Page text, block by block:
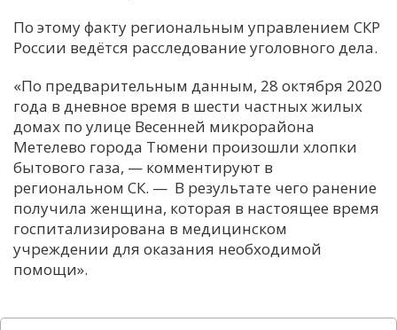
Н
Х
Ч
Я
По этому факту региональным управлением СКР
России ведётся расследование уголовного дела.
«По предварительным данным, 28 октября 2020
года в дневное время в шести частных жилых
домах по улице Весенней микрорайона
Метелево города Тюмени произошли хлопки
бытового газа, — комментируют в
региональном СК. — В результате чего ранение
получила женщина, которая в настоящее время
госпитализирована в медицинском
учреждении для оказания необходимой
помощи».